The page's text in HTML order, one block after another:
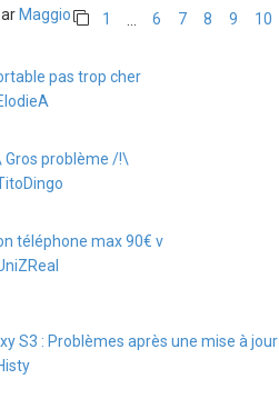
Maggio 1 6 7 8 9 10
pas trop cher
Gros problème /!\
téléphone max 90€ v
S3 : Problèmes après une mise à jour